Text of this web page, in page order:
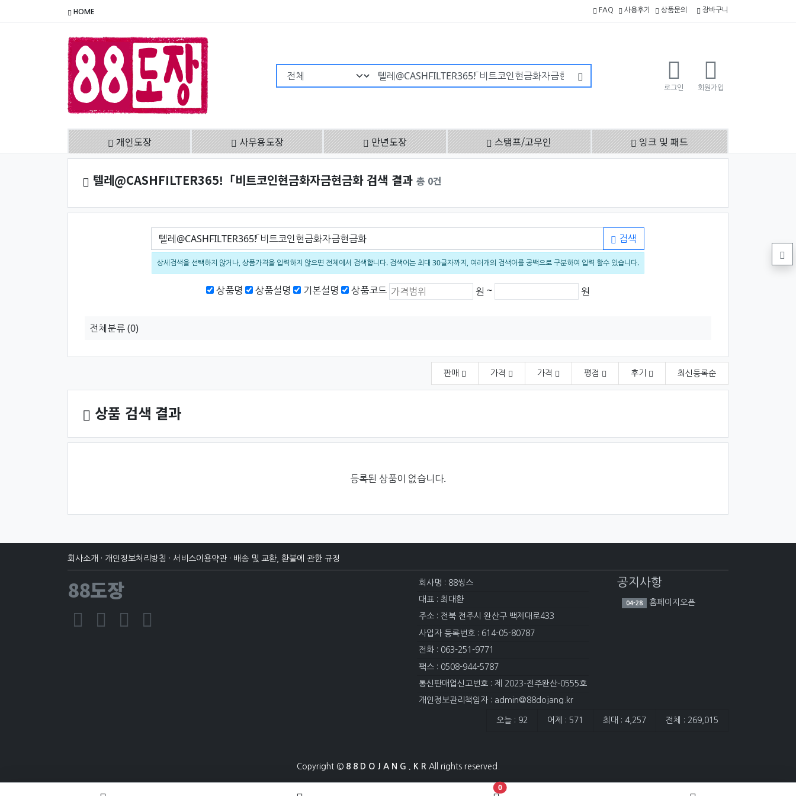
HOME FAQ 사용후기 상품문의 장바구니
검색어 필수
로그인 회원가입
개인도장 사무용도장 만년도장 스탬프/고무인 잉크 및 패드
텔레@CASHFILTER365ǃ「비트코인현금화자금현금화 검색 결과 총 0건
검색어 검색
상세검색을 선택하지 않거나, 상품가격을 입력하지 않으면 전체에서 검색합니다. 검색어는 최대 30글자까지, 여러개의 검색어를 공백으로 구분하여 입력 할수 있습니다.
검색범위
상품명 상품설명 기본설명 상품코드 상품가격 (원)
최소 가격 원 ~ 원
전체분류(0)
판매 가격 가격 평점 후기 최신 등록순
상품 검색 결과
등록된 상품이 없습니다.
회사소개 · 개인정보처리방침 · 서비스이용약관 · 배송 및 교환, 환불에 관한 규정
88도장 회사명 : 88씽스
대표 : 최대환
주소 : 전북 전주시 완산구 백제대로433
사업자 등록번호 : 614-05-80787
전화 : 063-251-9771
팩스 : 0508-944-5787
통신판매업신고번호 : 제 2023-전주완산-0555호
개인정보관리책임자 : admin@88dojang.kr
공지사항
04-28 홈페이지오픈
오늘 : 92 어제 : 571 최대 : 4,257 전체 : 269,015
Copyright © 8 8 D O J A N G . K R All rights reserved.
0장바구니 담은 개수